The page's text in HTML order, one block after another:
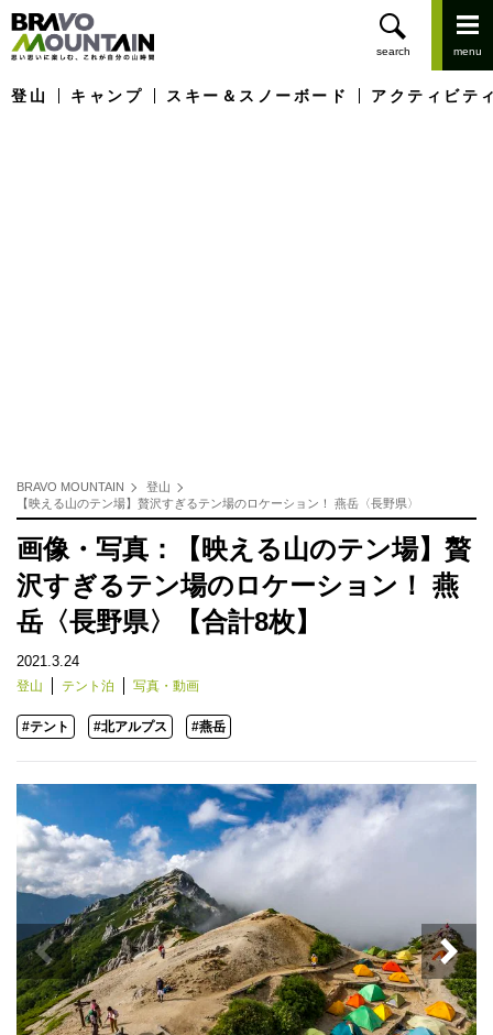
登山 キャンプ スキー＆スノーボード アクティビテ
BRAVO MOUNTAIN
登山
【映える山のテン場】贅沢すぎるテン場のロケーション！ 燕岳〈長野県〉
画像・写真：【映える山のテン場】贅
沢すぎるテン場のロケーション！ 燕
岳〈長野県〉【合計8枚】
2021.3.24
登山 テント泊 写真・動画
#テント #北アルプス #燕岳